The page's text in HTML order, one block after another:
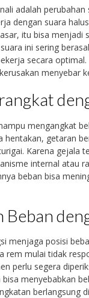
adalah
dengan suara
itu bisa menjadi
ini sering
secara
menyebar
mengangkat
hentakan, getaran
Karena gejala
internal atau
beban bisa
Beban
menjaga posisi
rem mulai tidak
perlu segera
menyebabkan
berlangsung